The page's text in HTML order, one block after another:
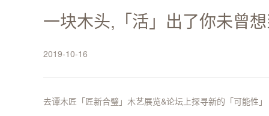
一块木头,「活」出了你未曾
2019-10-16
去谭木匠「匠新合璧」木艺展览&论坛上探寻新的「可能性」